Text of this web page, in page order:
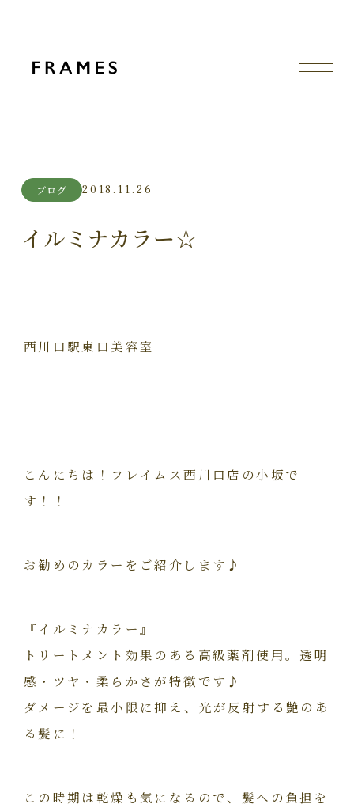
ブログ 2018.11.26
イルミナカラー☆
西川口駅東口美容室
こんにちは！フレイムス西川口店の小坂で
す！！
お勧めのカラーをご紹介します♪
『イルミナカラー』
トリートメント効果のある高級薬剤使用。透明
感・ツヤ・柔らかさが特徴です♪
ダメージを最小限に抑え、光が反射する艶のあ
る髪に！
この時期は乾燥も気になるので、髪への負担を